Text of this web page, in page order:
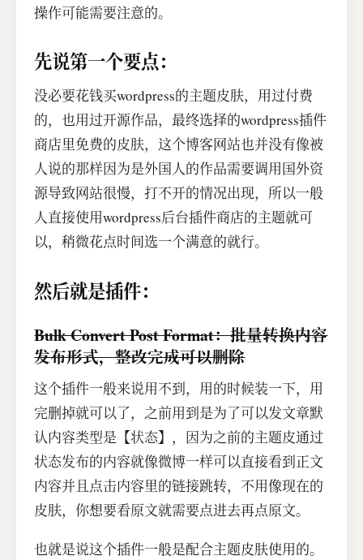
操作可能需要注意的。
先说第一个要点：
没必要花钱买wordpress的主题皮肤，用过付费
的，也用过开源作品，最终选择的wordpress插件
商店里免费的皮肤，这个博客网站也并没有像被
人说的那样因为是外国人的作品需要调用国外资
源导致网站很慢，打不开的情况出现，所以一般
人直接使用wordpress后台插件商店的主题就可
以，稍微花点时间选一个满意的就行。
然后就是插件：
Bulk Convert Post Format：批量转换内容
发布形式，整改完成可以删除
这个插件一般来说用不到，用的时候装一下，用
完删掉就可以了，之前用到是为了可以发文章默
认内容类型是【状态】，因为之前的主题皮通过
状态发布的内容就像微博一样可以直接看到正文
内容并且点击内容里的链接跳转，不用像现在的
皮肤，你想要看原文就需要点进去再点原文。
也就是说这个插件一般是配合主题皮肤使用的。